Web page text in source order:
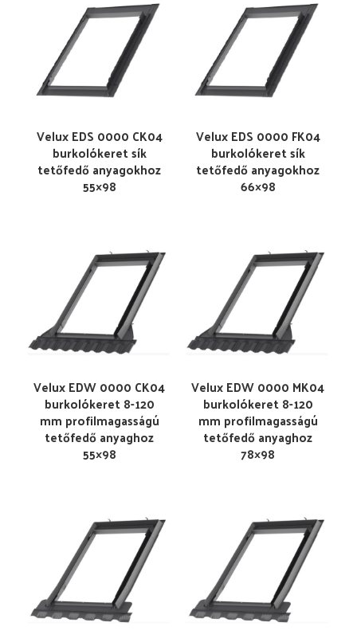
Velux EDS 0000 CK04
burkolókeret sík
tetőfedő anyagokhoz
55×98
Velux EDS 0000 FK04
burkolókeret sík
tetőfedő anyagokhoz
66×98
Velux EDW 0000 CK04
burkolókeret 8-120
mm profilmagasságú
tetőfedő anyaghoz
55×98
Velux EDW 0000 MK04
burkolókeret 8-120
mm profilmagasságú
tetőfedő anyaghoz
78×98